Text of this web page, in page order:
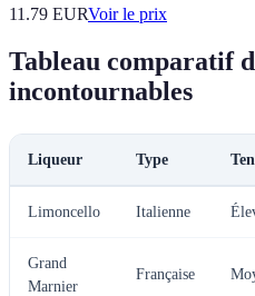
11.79 EURVoir le prix
Tableau comparatif
incontournables
Liqueur Type
Limoncello Italienne
Grand
Marnier
Française